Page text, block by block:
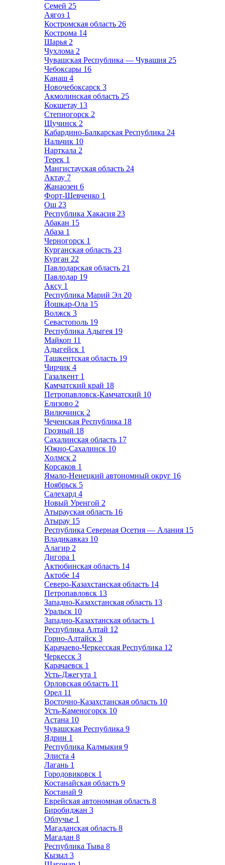
Семей 25
Аягоз 1
Костромская область 26
Кострома 14
Шарья 2
Чухлома 2
Чувашская Республика — Чувашия 25
Чебоксары 16
Канаш 4
Новочебоксарск 3
Акмолинская область 25
Кокшетау 13
Степногорск 2
Щучинск 2
Кабардино-Балкарская Республика 24
Нальчик 10
Нарткала 2
Терек 1
Мангистауская область 24
Актау 7
Жанаозен 6
Форт-Шевченко 1
Ош 23
Республика Хакасия 23
Абакан 15
Абаза 1
Черногорск 1
Курганская область 23
Курган 22
Павлодарская область 21
Павлодар 19
Аксу 1
Республика Марий Эл 20
Йошкар-Ола 15
Волжск 3
Севастополь 19
Республика Адыгея 19
Майкоп 11
Адыгейск 1
Ташкентская область 19
Чирчик 4
Газалкент 1
Камчатский край 18
Петропавловск-Камчатский 10
Елизово 2
Вилючинск 2
Чеченская Республика 18
Грозный 18
Сахалинская область 17
Южно-Сахалинск 10
Холмск 2
Корсаков 1
Ямало-Ненецкий автономный округ 16
Ноябрьск 5
Салехард 4
Новый Уренгой 2
Атырауская область 16
Атырау 15
Республика Северная Осетия — Алания 15
Владикавказ 10
Алагир 2
Дигора 1
Актюбинская область 14
Актобе 14
Северо-Казахстанская область 14
Петропавловск 13
Западно-Казахстанская область 13
Уральск 10
Западно-Казахтанская область 1
Республика Алтай 12
Горно-Алтайск 3
Карачаево-Черкесская Республика 12
Черкесск 3
Карачаевск 1
Усть-Джегута 1
Орловская область 11
Орел 11
Восточно-Казахстанская область 10
Усть-Каменогорск 10
Астана 10
Чувашская Республика 9
Ядрин 1
Республика Калмыкия 9
Элиста 4
Лагань 1
Городовиковск 1
Костанайская область 9
Костанай 9
Еврейская автономная область 8
Биробиджан 3
Облучье 1
Магаданская область 8
Магадан 8
Республика Тыва 8
Кызыл 3